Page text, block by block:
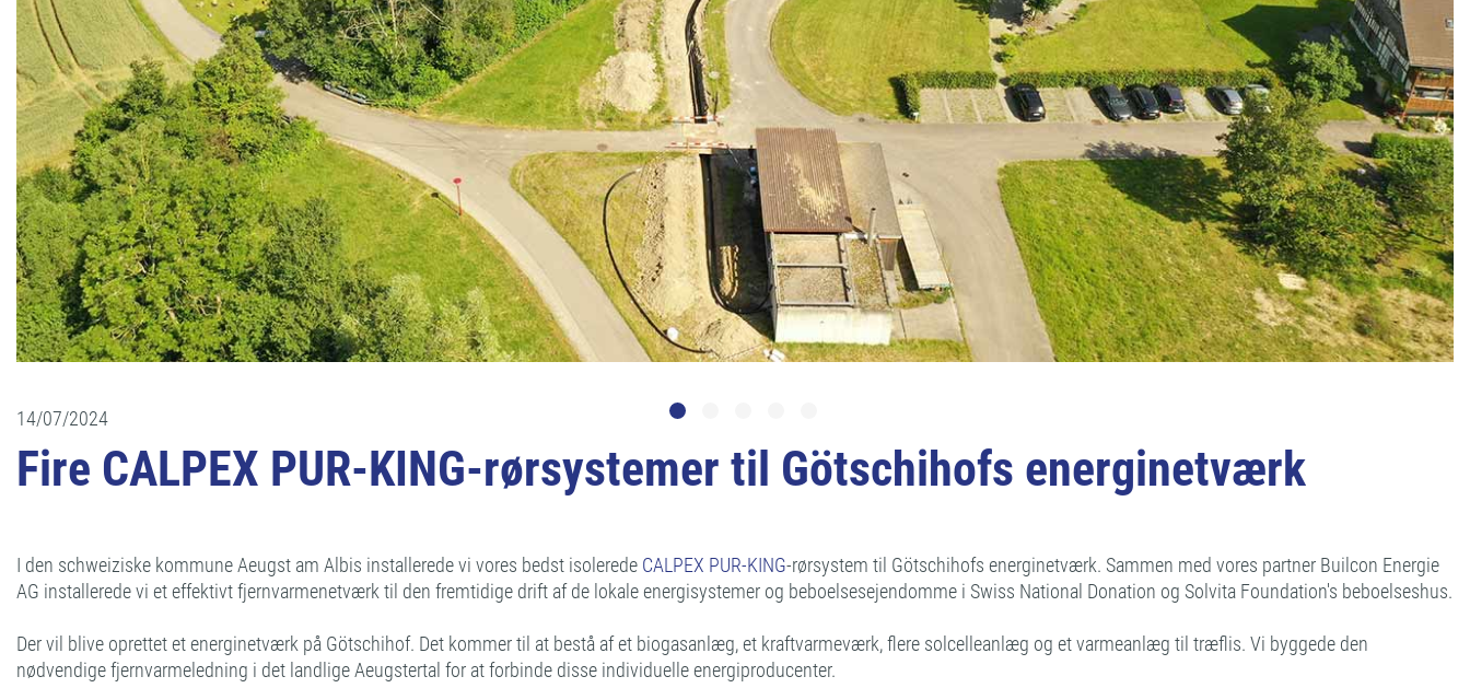
14/07/2024
Fire CALPEX PUR-KING-rørsystemer til Götschihofs energinetværk
I den schweiziske kommune Aeugst am Albis installerede vi vores bedst isolerede CALPEX PUR-KING-rørsystem til Götschihofs energinetværk. Sammen med vores partner Builcon Energie
AG installerede vi et effektivt fjernvarmenetværk til den fremtidige drift af de lokale energisystemer og beboelsesejendomme i Swiss National Donation og Solvita Foundation's beboelseshus.
Der vil blive oprettet et energinetværk på Götschihof. Det kommer til at bestå af et biogasanlæg, et kraftvarmeværk, flere solcelleanlæg og et varmeanlæg til træflis. Vi byggede den
nødvendige fjernvarmeledning i det landlige Aeugstertal for at forbinde disse individuelle energiproducenter.